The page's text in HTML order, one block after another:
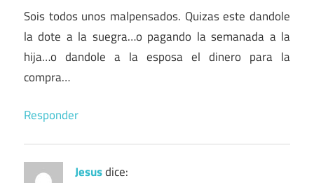
Sois todos unos malpensados. Quizas este dandole
la dote a la suegra…o pagando la semanada a la
hija…o dandole a la esposa el dinero para la
compra…
Responder
Jesusdice: